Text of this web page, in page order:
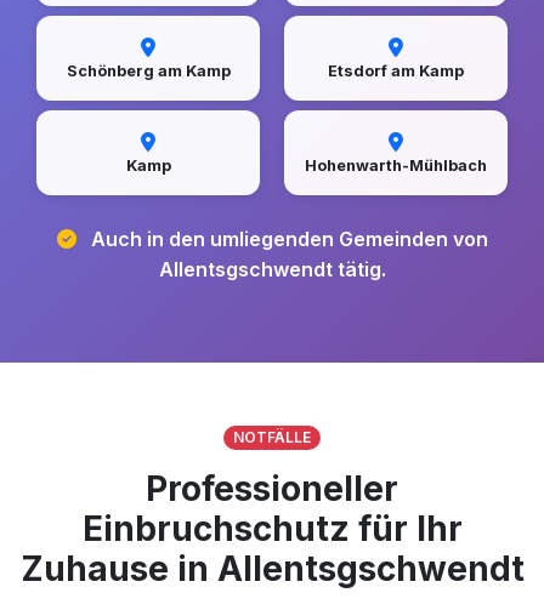
Schönberg am Kamp Etsdorf am Kamp
Kamp Hohenwarth-Mühlbach
Auch in den umliegenden Gemeinden von
Allentsgschwendt tätig.
NOTFÄLLE
Professioneller
Einbruchschutz für Ihr
Zuhause in Allentsgschwendt